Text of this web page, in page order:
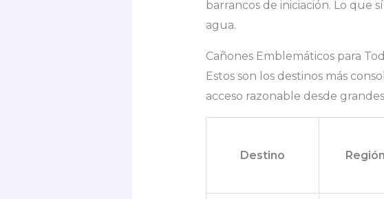
barrancos de iniciación. Lo que
agua.
Cañones Emblemáticos para
Estos son los destinos más
acceso razonable desde
Destino Región